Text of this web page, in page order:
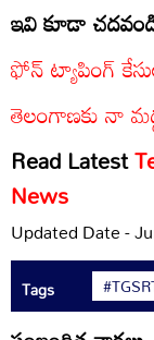
ఇవి కూడా
ఫోన్ ట్యాపింగ్
తెలంగాణకు నా
Read Latest
News
Updated Date -
Tags